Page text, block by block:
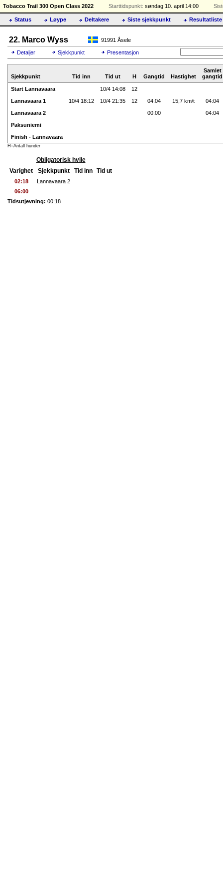
Tobacco Trail 300 Open Class 2022 Starttidspunkt: søndag 10. april 14:00
Status Løype Deltakere Siste sjekkpunkt Resultatliste
22. Marco Wyss 91991 Åsele
Detaljer Sjekkpunkt Presentasjon
Sjekkpunkt Tid inn Tid ut H Gangtid Hastighet
Samlet
gangtid
Start Lannavaara 10/4 14:08
12
Lannavaara 1
10/4 18:12 10/4 21:35 12 04:04 15,7 km/t
04:04
Lannavaara 2
00:00
04:04
Paksuniemi
Finish - Lannavaara
H=Antall hunder
Obligatorisk hvile
Varighet
Sjekkpunkt Tid inn Tid ut
02:18
Lannavaara 2
06:00
Tidsutjevning: 00:18